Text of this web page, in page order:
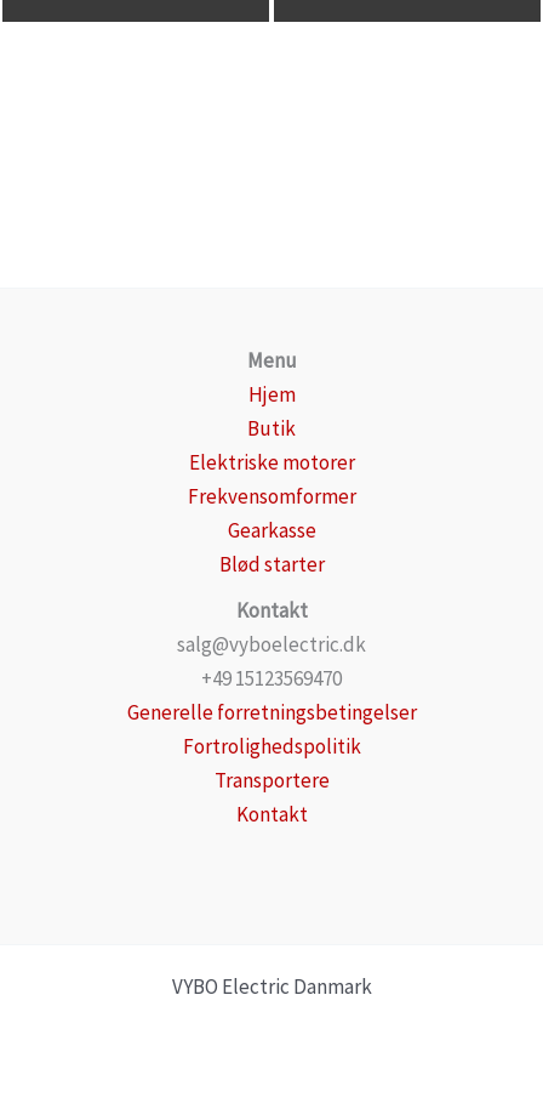
Menu
Hjem
Butik
Elektriske motorer
Frekvensomformer
Gearkasse
Blød starter
Kontakt
salg@vyboelectric.dk
+49 15123569470
Generelle forretningsbetingelser
Fortrolighedspolitik
Transportere
Kontakt
VYBO Electric Danmark